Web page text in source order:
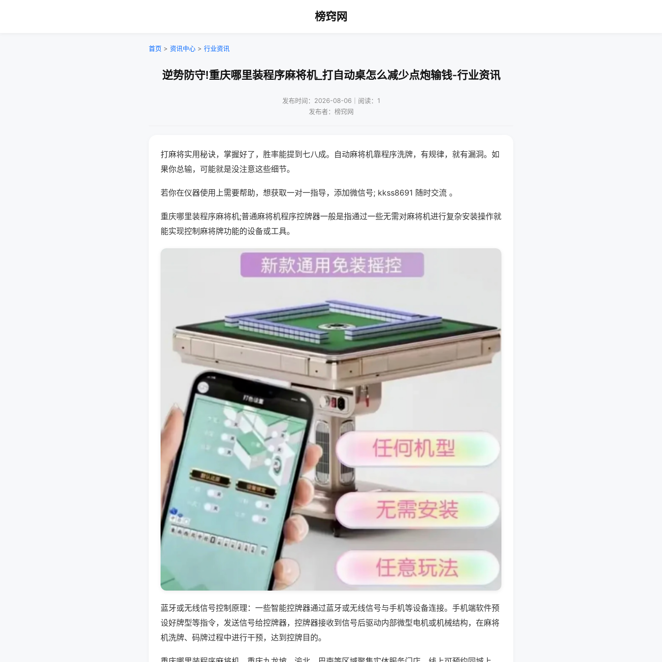
榜窍网
首页 > 资讯中心 > 行业资讯
逆势防守!重庆哪里装程序麻将机_打自动桌怎么减少点炮输钱-行业资讯
发布时间：2026-08-06｜阅读：1
发布者：榜窍网
打麻将实用秘诀，掌握好了，胜率能提到七八成。自动麻将机靠程序洗牌，有规律，就有漏洞。如
果你总输，可能就是没注意这些细节。
若你在仪器使用上需要帮助，想获取一对一指导，添加微信号; kkss8691 随时交流 。
重庆哪里装程序麻将机;普通麻将机程序控牌器一般是指通过一些无需对麻将机进行复杂安装操作就
能实现控制麻将牌功能的设备或工具。
蓝牙或无线信号控制原理：一些智能控牌器通过蓝牙或无线信号与手机等设备连接。手机端软件预
设好牌型等指令，发送信号给控牌器，控牌器接收到信号后驱动内部微型电机或机械结构，在麻将
机洗牌、码牌过程中进行干预，达到控牌目的。